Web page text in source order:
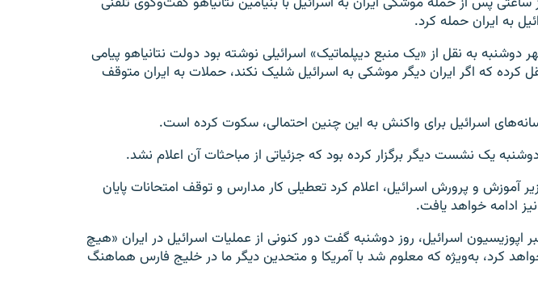
به ایران حمله کرد.
دوشنبه به نقل از «یک منبع دیپلماتیک» اسرائیلی نوشته بود دولت نتانیاهو پیامی
کرده که اگر ایران دیگر موشکی به اسرائیل شلیک نکند، حملات به ایران متوقف
اسرائیل برای واکنش به این چنین احتمالی، سکوت کرده است.
دوشنبه یک نشست دیگر برگزار کرده بود که جزئیاتی از مباحثات آن اعلام نشد.
آموزش و پرورش اسرائیل، اعلام کرد تعطیلی کار مدارس و توقف امتحانات پایان
ادامه خواهد یافت.
اپوزیسیون اسرائیل، روز دوشنبه گفت دور کنونی از عملیات اسرائیل در ایران «هیچ
کرد، به‌ویژه که معلوم شد با آمریکا و متحدین دیگر ما در خلیج فارس هماهنگ